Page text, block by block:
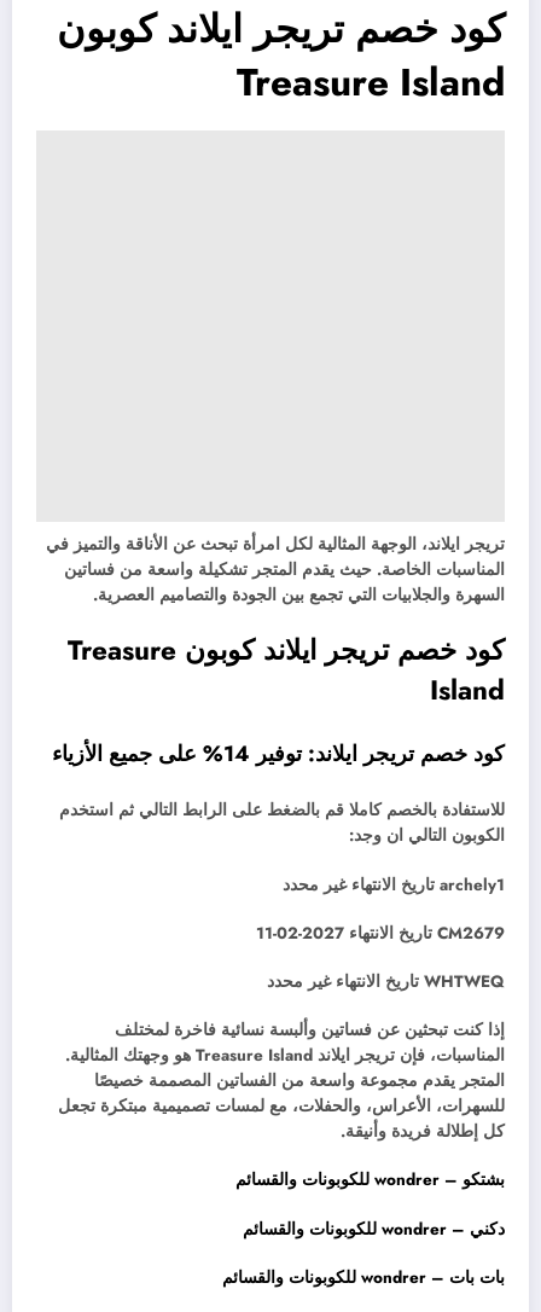
كود خصم تريجر ايلاند كوبون
Treasure Island
تريجر ايلاند، الوجهة المثالية لكل امرأة تبحث عن الأناقة والتميز في
المناسبات الخاصة. حيث يقدم المتجر تشكيلة واسعة من فساتين
السهرة والجلابيات التي تجمع بين الجودة والتصاميم العصرية.
كود خصم تريجر ايلاند كوبون Treasure
Island
كود خصم تريجر ايلاند: توفير 14% على جميع الأزياء
للاستفادة بالخصم كاملا قم بالضغط على الرابط التالي ثم استخدم
الكوبون التالي ان وجد:
archely1 تاريخ الانتهاء غير محدد
CM2679 تاريخ الانتهاء 2027-02-11
WHTWEQ تاريخ الانتهاء غير محدد
إذا كنت تبحثين عن فساتين وألبسة نسائية فاخرة لمختلف
المناسبات، فإن تريجر ايلاند Treasure Island هو وجهتك المثالية.
المتجر يقدم مجموعة واسعة من الفساتين المصممة خصيصًا
للسهرات، الأعراس، والحفلات، مع لمسات تصميمية مبتكرة تجعل
كل إطلالة فريدة وأنيقة.
بشتكو – wondrer للكوبونات والقسائم
دكني – wondrer للكوبونات والقسائم
بات بات – wondrer للكوبونات والقسائم